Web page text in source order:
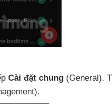
Cài đặt chung (General).